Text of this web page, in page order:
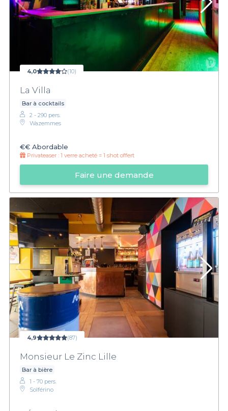
4,0 (10)
La Villa
Bar à cocktails
2 - 290 pers.
Wazemmes
€€ Abordable
Privateaser : 1 verre acheté = 1 shot offert
Faire une demande
4,9 (87)
Monsieur Le Zinc Lille
Bar à bière
1 - 70 pers.
Solférino